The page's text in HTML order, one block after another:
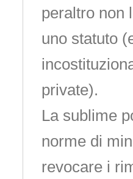
peraltro non
uno statuto
private).
La sublime
norme di
revocare i